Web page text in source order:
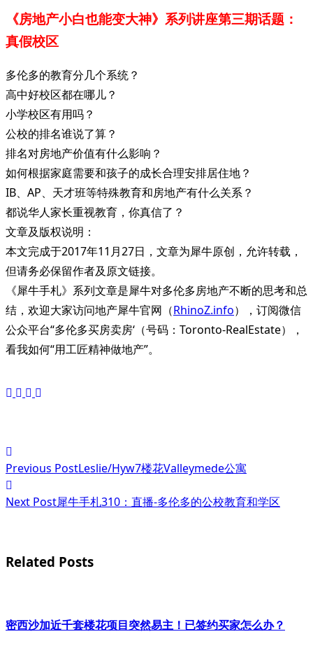
《房地产小白也能变大神》系列讲座第三期话题：
真假校区
多伦多的教育分几个系统？
高中好校区都在哪儿？
小学校区有用吗？
公校的排名谁说了算？
排名对房地产价值有什么影响？
如何根据家庭需要和孩子的成长合理安排居住地？
IB、AP、天才班等特殊教育和房地产有什么关系？
都说华人家长重视教育，你真信了？
文章及版权说明：
本文完成于2017年11月27日，文章为犀牛原创，允许转载，
但请务必保留作者及原文链接。
《犀牛手札》系列文章是犀牛对多伦多房地产不断的思考和总
结，欢迎大家访问地产犀牛官网（RhinoZ.info），订阅微信
公众平台“多伦多买房卖房‘（号码：Toronto-RealEstate），
看我如何“用工匠精神做地产”。
<span
class="nav-
subtitle
reader-
Previous PostLeslie/Hyw7楼花Valleymede公寓
Next Post犀牛手札310：直播-多伦多的公校教育和学区
Related Posts
密西沙加近千套楼花项目突然易主！已签约买家怎么办？